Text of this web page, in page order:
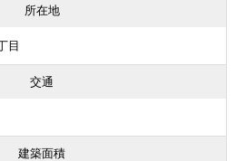
所在地
目
交通
建築面積